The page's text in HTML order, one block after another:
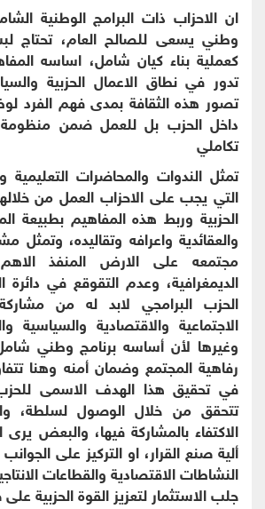
ان الاحزاب ذات البرامج الوطنية
وطني يسعى للصالح العام، تحتاج لبث
كعملية بناء كيان شامل، اساسه
تدور في نطاق الاعمال الحزبية
تصور هذه الثقافة بمدى فهم الفرد
داخل الحزب بل للعمل ضمن
تكاملي
تمثل الندوات والمحاضرات التعليمية
التي يجب على الاحزاب العمل من
الحزبية وربط هذه المفاهيم بطبيعة
والعقائدية واعرافه وتقاليده، وتمثل
مجتمعه على الارض المنفذ
الديمغرافية، وعدم التقوقع في
الحزب البرامجي لابد له من
الاجتماعية والاقتصادية والسياسية
وغيرها لأن أساسه برنامج وطني
رفاهية المجتمع وضمان أمنه وهنا
في تحقيق هذا الهدف الاسمى
تتحقق من خلال الوصول لسلطة،
الاكتفاء بالمشاركة فيها، والبعض
ألية صنع القرار، او التركيز على
النشاطات الاقتصادية والقطاعات
جلب الاستثمار لتعزيز القوة الحزبية